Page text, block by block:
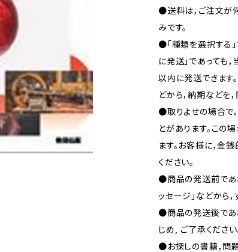
●送料は，ご注文が
みです。
●「種類を選択する
に発送」であっても
以内に発送できます
どから，納期などを
●取りよせの場合で
とがあります。この
ます。お客様に，金
ください。
●商品の発送前であ
ッセージ」などから，
●商品の発送後であ
じめ, ご了承ください
●お探しの書籍，問